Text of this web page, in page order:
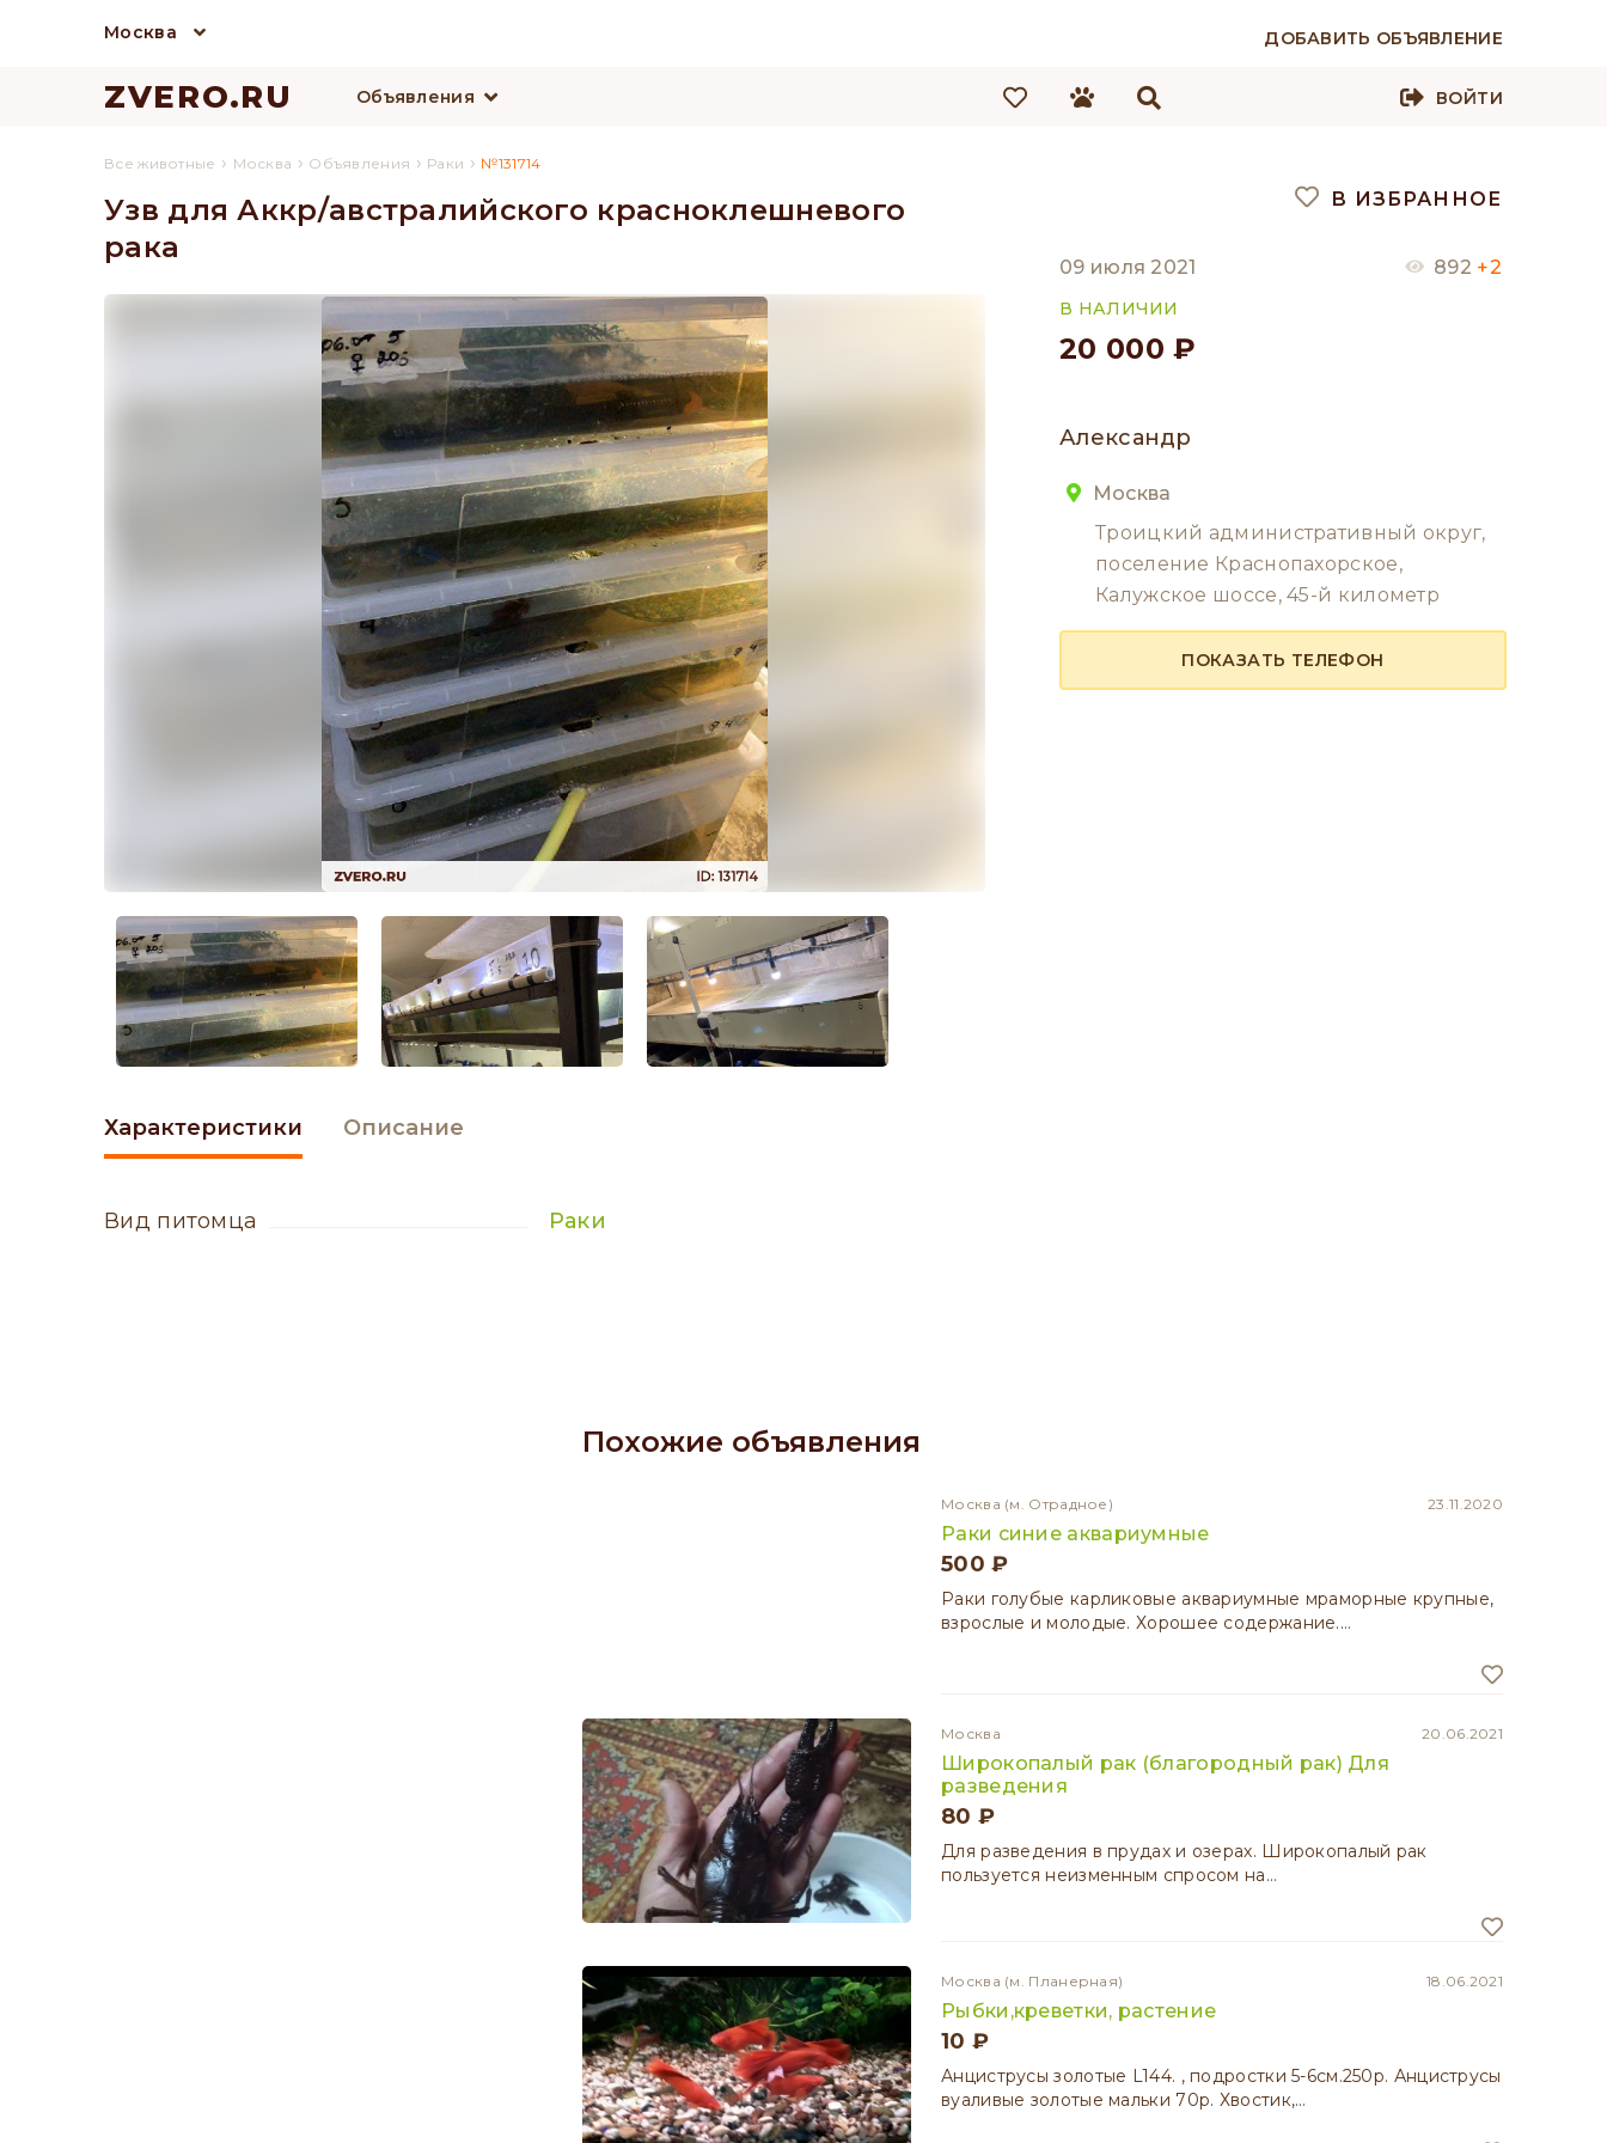
Москва ДОБАВИТЬ ОБЪЯВЛЕНИЕ
ZVERO.RU Объявления ВОЙТИ
Все животные › Москва › Объявления › Раки › №131714
Узв для Аккр/австралийского красноклешневого
рака
Характеристики
вид питомца Раки
Описание
В ИЗБРАННОЕ
09 июля 2021 892 +2
В НАЛИЧИИ
20 000 ₽
Александр
Москва
Троицкий административный округ,
поселение Краснопахорское,
Калужское шоссе, 45-й километр
ПОКАЗАТЬ ТЕЛЕФОН
Похожие объявления
Москва (м. Отрадное) 23.11.2020
Раки синие аквариумные
500 ₽
Раки голубые карликовые аквариумные мраморные крупные,
взрослые и молодые. Хорошее содержание.…
Москва 20.06.2021
Широкопалый рак (благородный рак) Для
разведения
80 ₽
Для разведения в прудах и озерах. Широкопалый рак
пользуется неизменным спросом на…
Москва (м. Планерная) 18.06.2021
Рыбки,креветки, растение
10 ₽
Анциструсы золотые L144. , подростки 5-6см.250р. Анциструсы
вуаливые золотые мальки 70р. Хвостик,…